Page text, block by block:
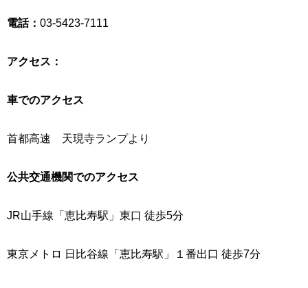
電話： 03-5423-7111
アクセス：
車でのアクセス
首都高速 天現寺ランプより
公共交通機関でのアクセス
JR山手線「恵比寿駅」東口 徒歩5分
東京メトロ 日比谷線「恵比寿駅」１番出口 徒歩7分